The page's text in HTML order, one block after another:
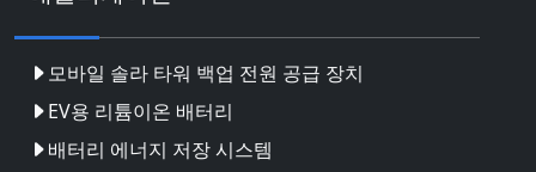
모바일 솔라 타워 백업 전원 공급 장치
EV용 리튬이온 배터리
배터리 에너지 저장 시스템